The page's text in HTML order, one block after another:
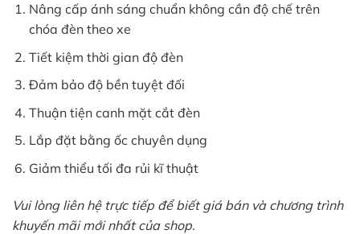
Nâng cấp ánh sáng chuẩn không cần độ chế trên
chóa đèn theo xe
Tiết kiệm thời gian độ đèn
Đảm bảo độ bền tuyệt đối
Thuận tiện canh mặt cắt đèn
Lắp đặt bằng ốc chuyên dụng
Giảm thiểu tối đa rủi kĩ thuật
Vui lòng liên hệ trực tiếp để biết giá bán và chương trình
khuyến mãi mới nhất của shop.